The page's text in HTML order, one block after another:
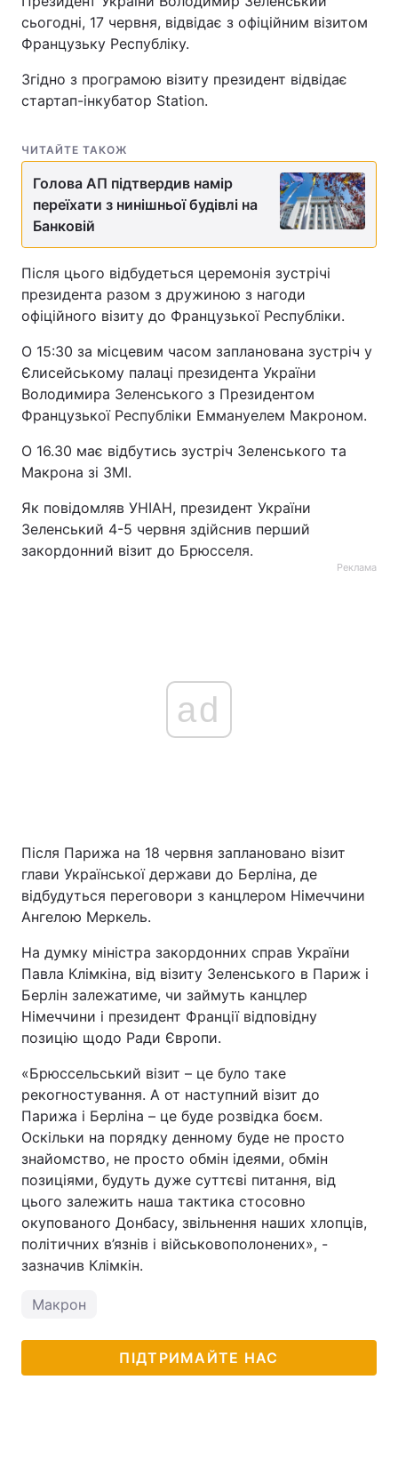
сьогодні, 17 червня, відвідає з офіційним візитом
Французьку Республіку.
Згідно з програмою візиту президент відвідає
стартап-інкубатор Station.
ЧИТАЙТЕ ТАКОЖ
Голова АП підтвердив намір
переїхати з нинішньої будівлі на
Банковій
Після цього відбудеться церемонія зустрічі
президента разом з дружиною з нагоди
офіційного візиту до Французької Республіки.
О 15:30 за місцевим часом запланована зустріч у
Єлисейському палаці президента України
Володимира Зеленського з Президентом
Французької Республіки Еммануелем Макроном.
О 16.30 має відбутись зустріч Зеленського та
Макрона зі ЗМІ.
Як повідомляв УНІАН, президент України
Зеленський 4-5 червня здійснив перший
закордонний візит до Брюсселя.
Реклама
ad
Після Парижа на 18 червня заплановано візит
глави Української держави до Берліна, де
відбудуться переговори з канцлером Німеччини
Ангелою Меркель.
На думку міністра закордонних справ України
Павла Клімкіна, від візиту Зеленського в Париж і
Берлін залежатиме, чи займуть канцлер
Німеччини і президент Франції відповідну
позицію щодо Ради Європи.
«Брюссельський візит – це було таке
рекогностування. А от наступний візит до
Парижа і Берліна – це буде розвідка боєм.
Оскільки на порядку денному буде не просто
знайомство, не просто обмін ідеями, обмін
позиціями, будуть дуже суттєві питання, від
цього залежить наша тактика стосовно
окупованого Донбасу, звільнення наших хлопців,
політичних в’язнів і військовополонених», -
зазначив Клімкін.
Макрон
ПІДТРИМАЙТЕ НАС